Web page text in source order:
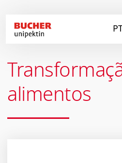
alimentos